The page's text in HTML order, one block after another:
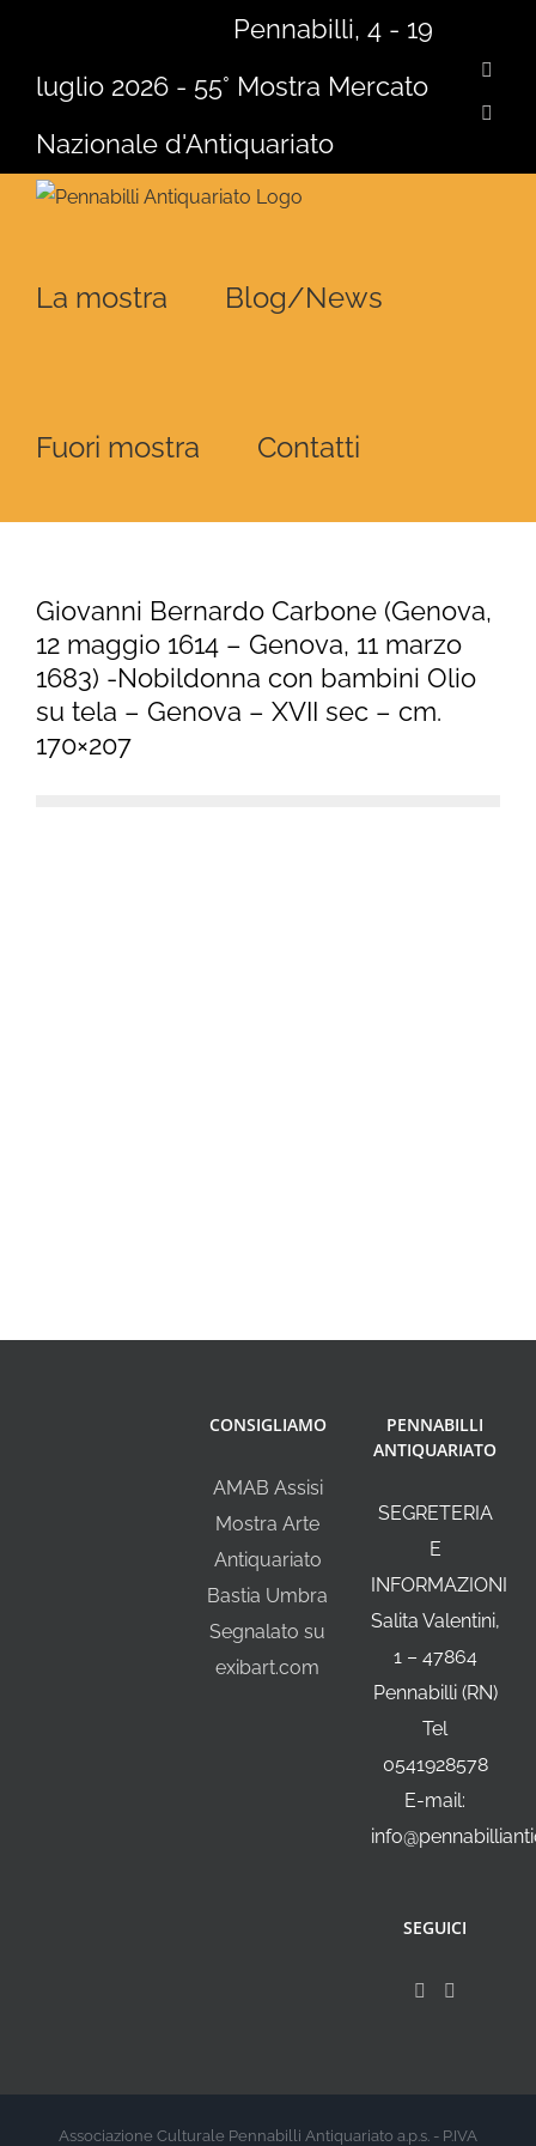
contenuto
Pennabilli, 4 - 19
luglio 2026 - 55° Mostra Mercato
Nazionale d'Antiquariato
La mostra Blog/News
Fuori mostra Contatti
Giovanni Bernardo Carbone (Genova,
12 maggio 1614 – Genova, 11 marzo
1683) -Nobildonna con bambini Olio
su tela – Genova – XVII sec – cm.
170×207
CONSIGLIAMO
AMAB Assisi
Mostra Arte
Antiquariato
Bastia Umbra
Segnalato su
exibart.com
PENNABILLI
ANTIQUARIATO
SEGRETERIA
E
INFORMAZIONI
Salita Valentini,
1 – 47864
Pennabilli (RN)
Tel
0541928578
E-mail:
SEGUICI
Associazione Culturale Pennabilli Antiquariato a.p.s. - P.IVA